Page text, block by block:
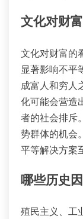
文化对财
文化对财富的
显著影响不平
成富人和穷人
化可能会营造
者的社会排斥
势群体的机会
平等解决方案
哪些历史
殖民主义、工